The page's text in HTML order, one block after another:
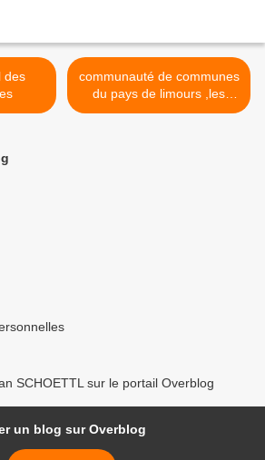
communauté de communes
du pays de limours ,les
naufrageurs au travail >
SCHOETTL sur le portail Overblog
un blog sur Overblog